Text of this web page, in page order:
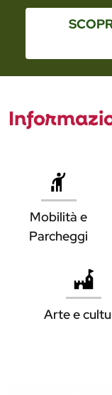
Mobilità e
Parcheggi
IN TRENO
Arte e